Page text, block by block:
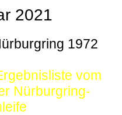
2021
1972
vom
Nürburgring-